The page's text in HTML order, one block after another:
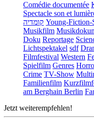
Comédie documentée
Spectacle son et
קומדיה Young-Fiction-
Musikfilm
Doku Reportage
Lichtspektakel sdf
Filmfestival Western
Spielfilm Genres
Crime TV-Show
Familienfilm
am Berghain Berlin
Jetzt weiterempfehlen!